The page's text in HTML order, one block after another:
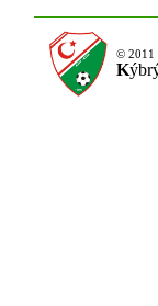
© 2011
K